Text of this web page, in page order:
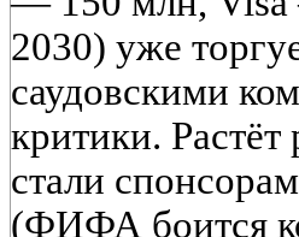
2030) уже
саудовскими
критики.
стали
(ФИФА боится